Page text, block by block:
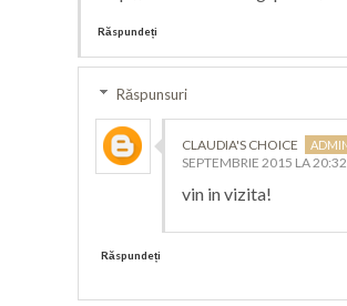
Răspundeți
Răspunsuri
CLAUDIA'S CHOICE
SEPTEMBRIE 2015 LA 20:32
vin in vizita!
Răspundeți